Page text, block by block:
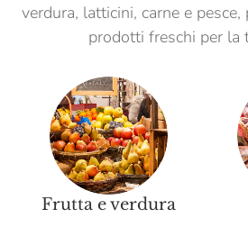
verdura, latticini, carne e
prodotti freschi per la
Frutta e verdura